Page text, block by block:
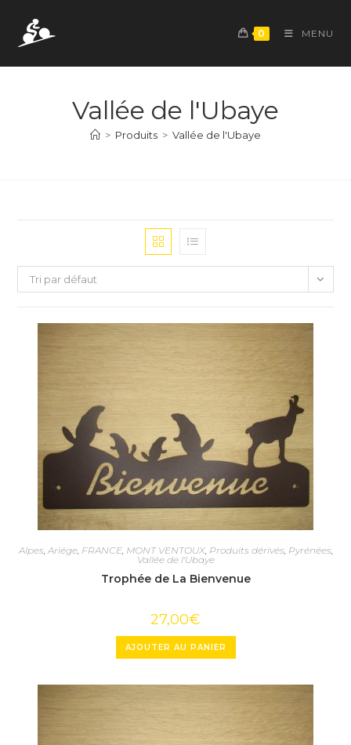
content
0 MENU
Vallée de l'Ubaye
> Produits > Vallée de l'Ubaye
Tri par défaut
Alpes, Ariége, FRANCE, MONT VENTOUX, Produits dérivés, Pyrénées,
Vallée de l'Ubaye
Trophée de La Bienvenue
27,00€
AJOUTER AU PANIER